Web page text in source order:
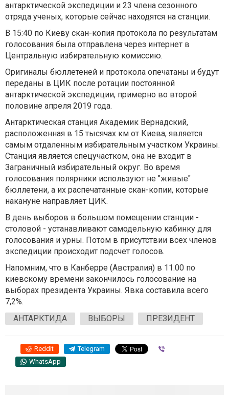
антарктической экспедиции и 23 члена сезонного
отряда ученых, которые сейчас находятся на станции.
В 15:40 по Киеву скан-копия протокола по результатам
голосования была отправлена ​​через интернет в
Центральную избирательную комиссию.
Оригиналы бюллетеней и протокола опечатаны и будут
переданы в ЦИК после ротации постоянной
антарктической экспедиции, примерно во второй
половине апреля 2019 года.
Антарктическая станция Академик Вернадский,
расположенная в 15 тысячах км от Киева, является
самым отдаленным избирательным участком Украины.
Станция является спецучастком, она не входит в
Заграничный избирательный округ. Во время
голосования полярники используют не "живые"
бюллетени, а их распечатанные скан-копии, которые
накануне направляет ЦИК.
В день выборов в большом помещении станции -
столовой - устанавливают самодельную кабинку для
голосования и урны. Потом в присутствии всех членов
экспедиции происходит подсчет голосов.
Напомним, что в Канберре (Австралия) в 11.00 по
киевскому времени закончилось голосование на
выборах президента Украины. Явка составила всего
7,2%.
АНТАРКТИДА
ВЫБОРЫ ПРЕЗИДЕНТ
Reddit Telegram
WhatsApp